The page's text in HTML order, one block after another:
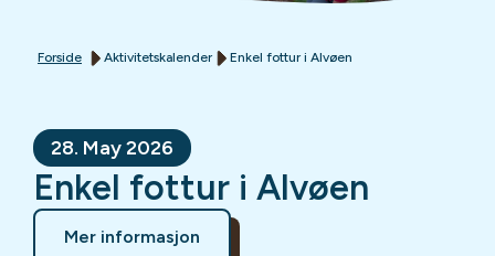
Forside Aktivitetskalender Enkel fottur i Alvøen
28. May 2026
Enkel fottur i Alvøen
Mer informasjon